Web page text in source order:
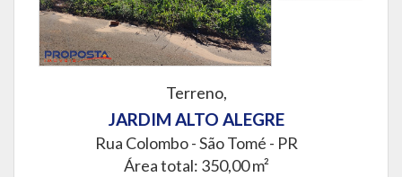
Terreno,
JARDIM ALTO ALEGRE
Rua Colombo -São Tomé - PR
Área total: 350,00 m²